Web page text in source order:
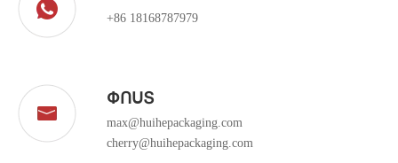
+86 18168787979
ՓՈՍՏ
max@huihepackaging.com
cherry@huihepackaging.com